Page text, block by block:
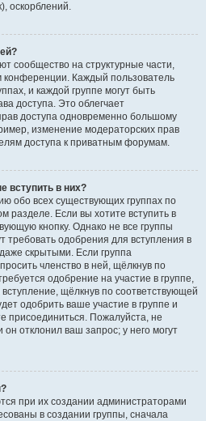
оскорблений.
сообщество на структурные части,
Каждый пользователь
и каждой группе могут быть
доступа. Это облегчает
доступа одновременно большому
изменение модераторских прав
доступа к приватным форумам.
вступить в них?
обо всех существующих группах по
разделе. Если вы хотите вступить в
кнопку. Однако не все группы
требовать одобрения для вступления в
скрытыми. Если группа
членство в ней, щёлкнув по
одобрение на участие в группе,
щёлкнув по соответствующей
одобрить ваше участие в группе и
присоединиться. Пожалуйста, не
отклонил ваш запрос; у него могут
при их создании администраторами
в создании группы, сначала